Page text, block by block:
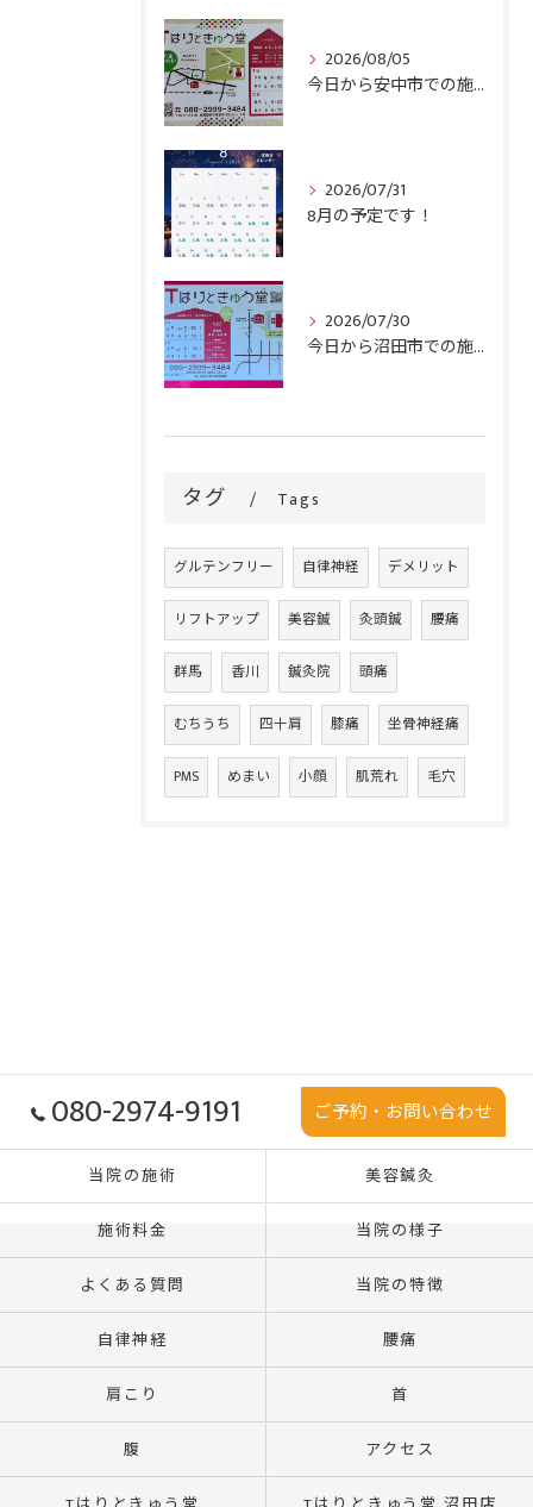
2026/08/05
今日から安中市での施術がスタートです！
2026/07/31
8月の予定です！
2026/07/30
今日から沼田市での施術がスタートです！
タグ Tags
グルテンフリー 自律神経 デメリット
リフトアップ 美容鍼 灸頭鍼 腰痛
群馬 香川 鍼灸院 頭痛
むちうち 四十肩 膝痛 坐骨神経痛
PMS めまい 小顔 肌荒れ 毛穴
080-2974-9191 ご予約・お問い合わせ
当院の施術 美容鍼灸
施術料金 当院の様子
よくある質問 当院の特徴
自律神経 腰痛
肩こり 首
腹 アクセス